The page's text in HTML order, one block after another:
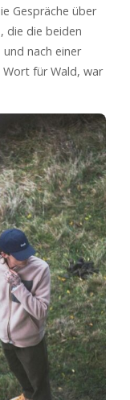
Gespräche über
die die beiden
nach einer
für Wald, war